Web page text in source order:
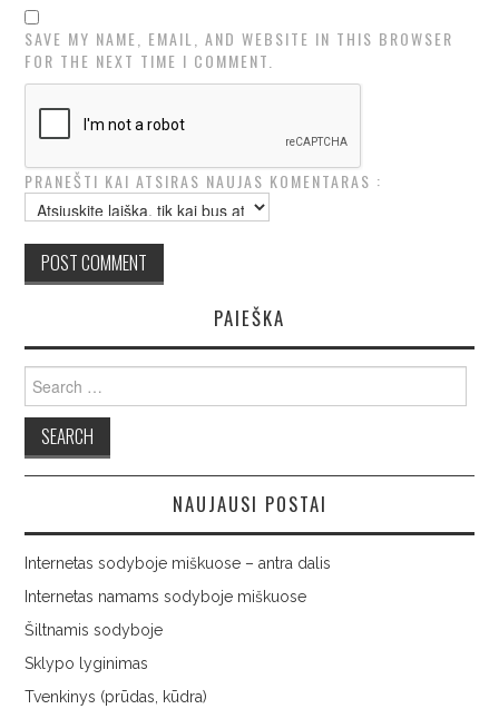
SAVE MY NAME, EMAIL, AND WEBSITE IN THIS BROWSER
FOR THE NEXT TIME I COMMENT.
PRANEŠTI KAI ATSIRAS NAUJAS KOMENTARAS :
PAIEŠKA
for:
NAUJAUSI POSTAI
Internetas sodyboje miškuose – antra dalis
Internetas namams sodyboje miškuose
Šiltnamis sodyboje
Sklypo lyginimas
Tvenkinys (prūdas, kūdra)